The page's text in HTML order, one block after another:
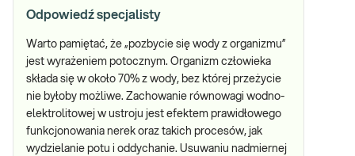
Odpowiedź specjalisty
Warto pamiętać, że „pozbycie się wody z organizmu”
jest wyrażeniem potocznym. Organizm człowieka
składa się w około 70% z wody, bez której przeżycie
nie byłoby możliwe. Zachowanie równowagi wodno-
elektrolitowej w ustroju jest efektem prawidłowego
funkcjonowania nerek oraz takich procesów, jak
wydzielanie potu i oddychanie. Usuwaniu nadmiernej